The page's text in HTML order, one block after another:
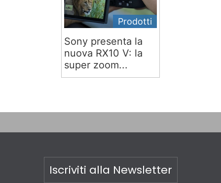
Prodotti
Sony presenta la
nuova RX10 V: la
super zoom...
Iscriviti alla Newsletter